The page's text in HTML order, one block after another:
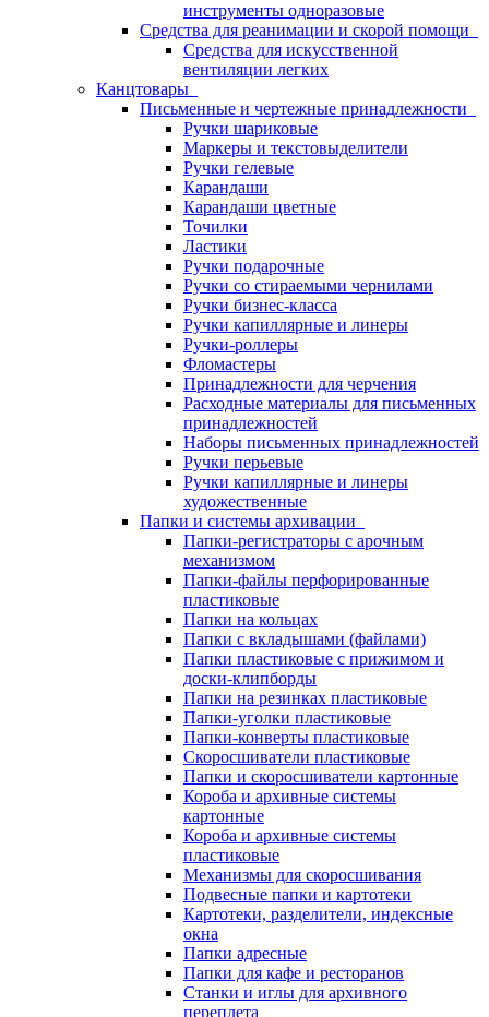
инструменты одноразовые
Средства для реанимации и скорой помощи
Средства для искусственной
вентиляции легких
Канцтовары
Письменные и чертежные принадлежности
Ручки шариковые
Маркеры и текстовыделители
Ручки гелевые
Карандаши
Карандаши цветные
Точилки
Ластики
Ручки подарочные
Ручки со стираемыми чернилами
Ручки бизнес-класса
Ручки капиллярные и линеры
Ручки-роллеры
Фломастеры
Принадлежности для черчения
Расходные материалы для письменных
принадлежностей
Наборы письменных принадлежностей
Ручки перьевые
Ручки капиллярные и линеры
художественные
Папки и системы архивации
Папки-регистраторы с арочным
механизмом
Папки-файлы перфорированные
пластиковые
Папки на кольцах
Папки с вкладышами (файлами)
Папки пластиковые с прижимом и
доски-клипборды
Папки на резинках пластиковые
Папки-уголки пластиковые
Папки-конверты пластиковые
Скоросшиватели пластиковые
Папки и скоросшиватели картонные
Короба и архивные системы
картонные
Короба и архивные системы
пластиковые
Механизмы для скоросшивания
Подвесные папки и картотеки
Картотеки, разделители, индексные
окна
Папки адресные
Папки для кафе и ресторанов
Станки и иглы для архивного
переплета